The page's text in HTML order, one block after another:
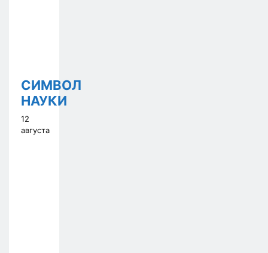
СИМВОЛ
НАУКИ
12
августа